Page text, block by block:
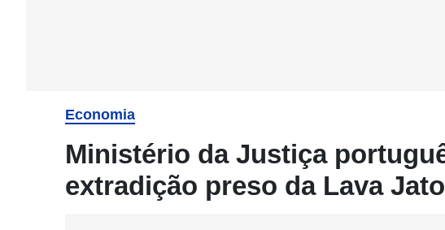
Economia
Ministério da Justiça
extradição preso da Lava Jato